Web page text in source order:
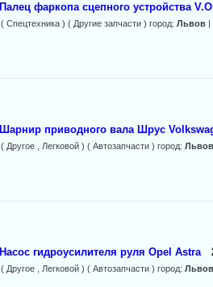
Палец фаркопа сцепного устройства
( Спецтехника ) ( Другие запчасти ) город: Львов|
Шарнир приводного вала Шрус
( Другое , Легковой ) ( Автозапчасти ) город: Львов
Насос гидроусилителя руля Opel Astra
( Другое , Легковой ) ( Автозапчасти ) город: Львов